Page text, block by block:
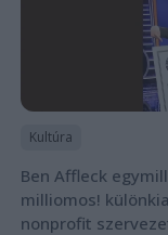
Kultúra
Ben Affleck
milliomos!
nonprofit